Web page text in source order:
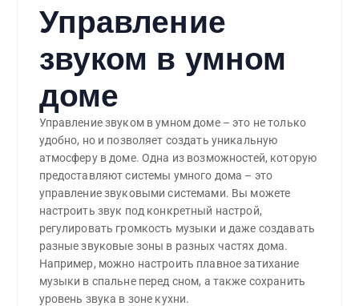
Управление
звуком в умном
доме
Управление звуком в умном доме – это не только
удобно, но и позволяет создать уникальную
атмосферу в доме. Одна из возможностей, которую
предоставляют системы умного дома – это
управление звуковыми системами. Вы можете
настроить звук под конкретный настрой,
регулировать громкость музыки и даже создавать
разные звуковые зоны в разных частях дома.
Например, можно настроить плавное затихание
музыки в спальне перед сном, а также сохранить
уровень звука в зоне кухни.